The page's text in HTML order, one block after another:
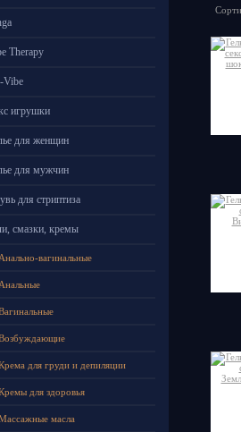
Therapy
Vibe
игрушки
для женщин
для мужчин
для стриптиза
смазки, кремы
Анально-вагинальные
Анальные
для груди и депиляции
для здоровья
масла